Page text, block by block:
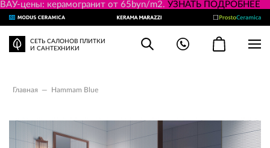
ВАУ-цены: керамогранит от 65byn/m2. УЗНАТЬ ПОДРОБНЕЕ
СЕТЬ САЛОНОВ ПЛИТКИ
И САНТЕХНИКИ
Главная — Hammam Blue